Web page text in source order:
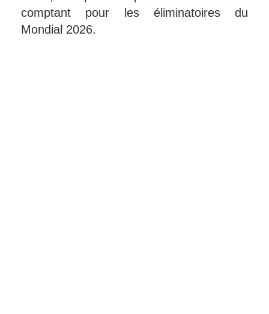
comptant pour les éliminatoires du
Mondial 2026.